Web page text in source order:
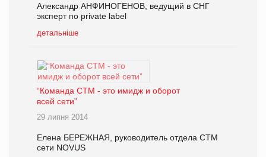
Александр АНФИНОГЕНОВ, ведущий в СНГ
эксперт по private label
детальніше
“Команда СТМ - это имидж и оборот
всей сети”
29 липня 2014
Елена БЕРЕЖНАЯ, руководитель отдела СТМ
сети NOVUS